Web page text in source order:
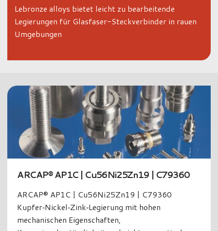
Lebronze alloys bietet leicht zu bearbeitende
Legierungen für Glasfaser-Steckverbinder in rauen
Umgebungen
Arcap® AP1D | CuNi25Zn11.5Pb1 |
Arcap® AP1D | CuNi25Zn11.5Pb1 | C79350
Kupfer‑Nickel‑Zink‑Legierung mit hervorragender
Zerspanbarkeit, hoher Festigkeit und